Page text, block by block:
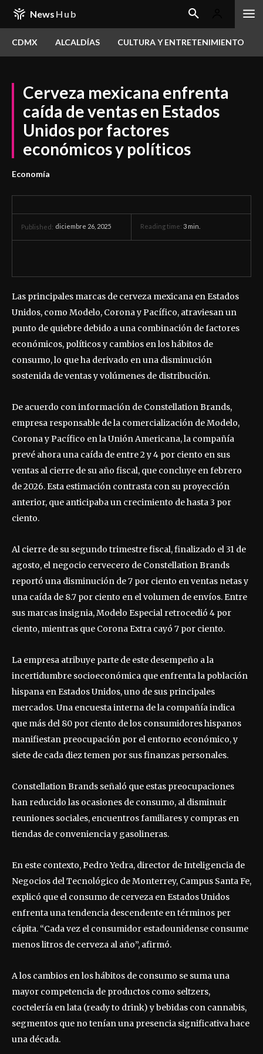
News Hub
CDMX ALCALDÍAS CULTURA Y ENTRETENIMIENTO
Cerveza mexicana enfrenta
caída de ventas en Estados
Unidos por factores
económicos y políticos
Economía
Published: diciembre 26, 2025 Reading time: 3 min.
Las principales marcas de cerveza mexicana en Estados
Unidos, como Modelo, Corona y Pacífico, atraviesan un
punto de quiebre debido a una combinación de factores
económicos, políticos y cambios en los hábitos de
consumo, lo que ha derivado en una disminución
sostenida de ventas y volúmenes de distribución.
De acuerdo con información de Constellation Brands,
empresa responsable de la comercialización de Modelo,
Corona y Pacífico en la Unión Americana, la compañía
prevé ahora una caída de entre 2 y 4 por ciento en sus
ventas al cierre de su año fiscal, que concluye en febrero
de 2026. Esta estimación contrasta con su proyección
anterior, que anticipaba un crecimiento de hasta 3 por
ciento.
Al cierre de su segundo trimestre fiscal, finalizado el 31 de
agosto, el negocio cervecero de Constellation Brands
reportó una disminución de 7 por ciento en ventas netas y
una caída de 8.7 por ciento en el volumen de envíos. Entre
sus marcas insignia, Modelo Especial retrocedió 4 por
ciento, mientras que Corona Extra cayó 7 por ciento.
La empresa atribuye parte de este desempeño a la
incertidumbre socioeconómica que enfrenta la población
hispana en Estados Unidos, uno de sus principales
mercados. Una encuesta interna de la compañía indica
que más del 80 por ciento de los consumidores hispanos
manifiestan preocupación por el entorno económico, y
siete de cada diez temen por sus finanzas personales.
Constellation Brands señaló que estas preocupaciones
han reducido las ocasiones de consumo, al disminuir
reuniones sociales, encuentros familiares y compras en
tiendas de conveniencia y gasolineras.
En este contexto, Pedro Yedra, director de Inteligencia de
Negocios del Tecnológico de Monterrey, Campus Santa Fe,
explicó que el consumo de cerveza en Estados Unidos
enfrenta una tendencia descendente en términos per
cápita. “Cada vez el consumidor estadounidense consume
menos litros de cerveza al año”, afirmó.
A los cambios en los hábitos de consumo se suma una
mayor competencia de productos como seltzers,
coctelería en lata (ready to drink) y bebidas con cannabis,
segmentos que no tenían una presencia significativa hace
una década.